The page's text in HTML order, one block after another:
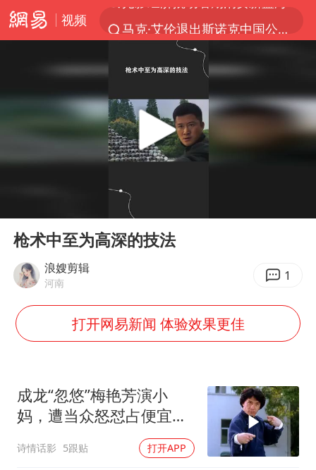
视频
央视新主播李秋莹孙亚鹏亮相
情侣平潭拍日出坠崖1死1伤
老挝国会主席赛宋蓬逝世
茅台部分直营店飞天茅台提价
全民健身事业高质量发展
《欢迎来龙餐馆》口碑
白海豚将正面袭击贯穿浙江
杭州全市有序停课
商场现钱学森巨幅海报 负责人回应
乐享全民健身 共筑健康中国
Play
枪术中至为高深的技法
浪嫂剪辑
河南 1
打开网易新闻 体验效果更佳
成龙“忽悠”梅艳芳演小
妈，遭当众怒怼占便宜：
醉拳对战夺命连环腿
诗情话影 5跟贴 打开APP